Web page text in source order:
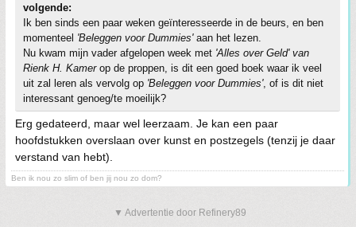
volgende:
Ik ben sinds een paar weken geïnteresseerde in de beurs, en ben
momenteel 'Beleggen voor Dummies'aan het lezen.
Nu kwam mijn vader afgelopen week met 'Alles over Geld' van
Rienk H. Kamerop de proppen, is dit een goed boek waar ik veel
uit zal leren als vervolg op 'Beleggen voor Dummies', of is dit niet
interessant genoeg/te moeilijk?
Erg gedateerd, maar wel leerzaam. Je kan een paar
hoofdstukken overslaan over kunst en postzegels (tenzij je daar
verstand van hebt).
Ben ik nou zo slim of ben jij nou zo dom?
▼ Advertentie door Refinery89